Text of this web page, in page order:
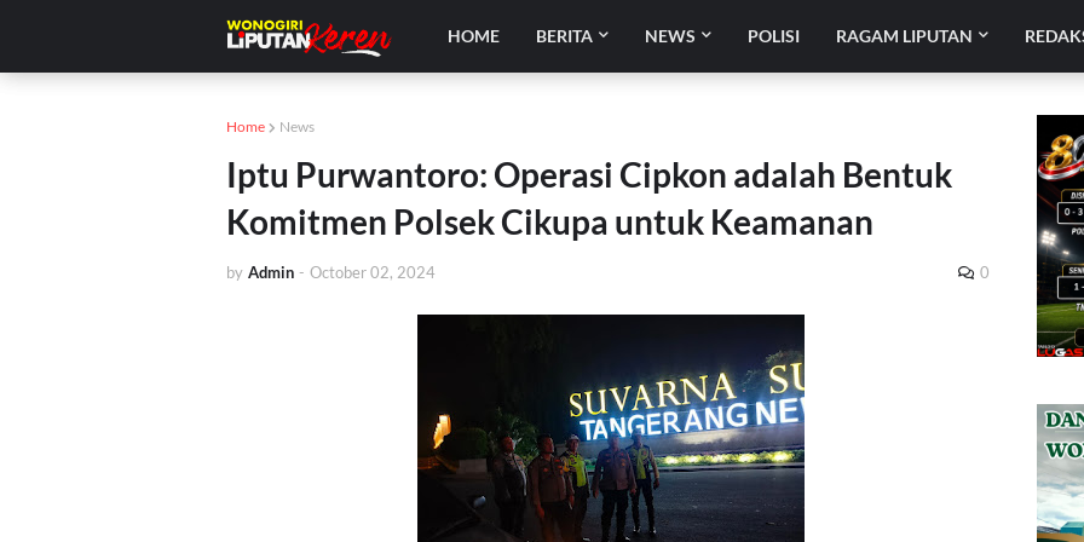
HOME BERITA NEWS POLISI RAGAM LIPUTAN
Home News
Iptu Purwantoro: Operasi Cipkon adalah Bentuk
Komitmen Polsek Cikupa untuk Keamanan
by Admin - October 02, 2024 0